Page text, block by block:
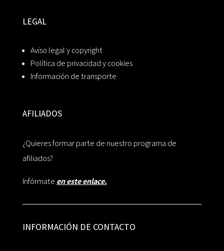
LEGAL
Aviso legal y copyright
Política de privacidad y cookies
Información de transporte
AFILIADOS
¿Quieres formar parte de nuestro programa de
afiliados?
Infórmate en este enlace.
INFORMACIÓN DE CONTACTO